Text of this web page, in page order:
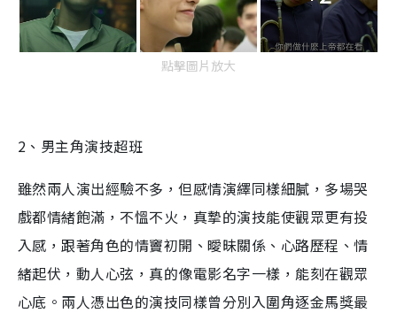
點擊圖片放大
2、男主角演技超班
雖然兩人演出經驗不多，但感情演繹同樣細膩，多場哭
戲都情緒飽滿，不慍不火，真摯的演技能使觀眾更有投
入感，跟著角色的情竇初開、曖昧關係、心路歷程、情
緒起伏，動人心弦，真的像電影名字一樣，能刻在觀眾
心底。兩人憑出色的演技同樣曾分別入圍角逐金馬獎最